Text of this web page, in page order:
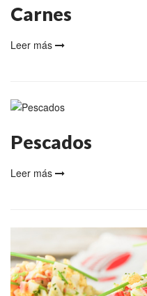
Carnes
Leer más
Pescados
Leer más